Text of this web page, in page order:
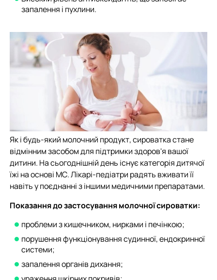
запалення і пухлини.
Як і будь-який молочний продукт, сироватка стане
відмінним засобом для підтримки здоров'я вашої
дитини. На сьогоднішній день існує категорія дитячої
їжі на основі МС. Лікарі-педіатри радять вживати її
навіть у поєднанні з іншими медичними препаратами.
Показання до застосування молочної сироватки:
проблеми з кишечником, нирками і печінкою;
порушення функціонування судинної, ендокринної
системи;
запалення органів дихання;